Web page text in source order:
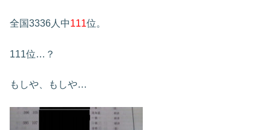
全国3336人中111位。
111位…？
もしや、もしや…